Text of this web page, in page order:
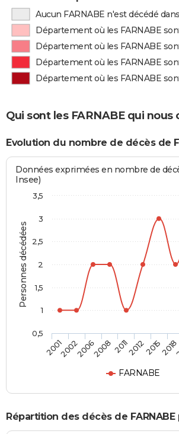
Aucun FARNABE n'est décédé
Département où les FARNABE
Département où les FARNABE
Département où les FARNABE
Département où les FARNABE
Qui sont les FARNABE qui
Evolution du nombre de décès de
Personnes décédées
Données exprimées en nombre de
Insee)
FARNABE
2001200220062008 2011201220152018
0,5
1
1,5
2
2,5
3
3,5
Répartition des décès de FARNABE